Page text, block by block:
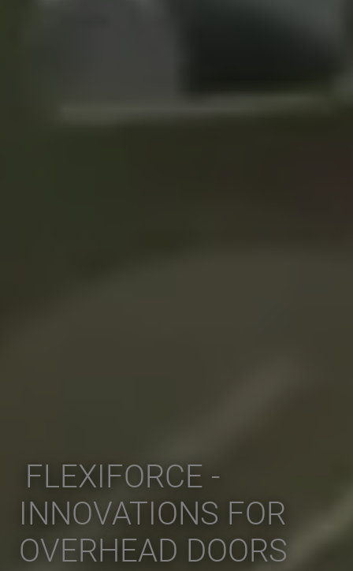
FLEXIFORCE -
INNOVATIONS FOR
OVERHEAD DOORS